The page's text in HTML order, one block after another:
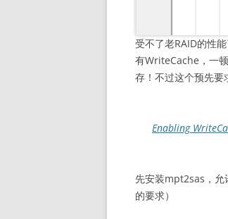
受不了老RAID的性
有WriteCache，一
存！不过这个预先要
Enabling
先安装mpt2sas，允
的要求）